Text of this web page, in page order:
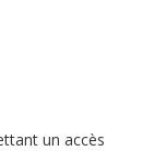
un accès